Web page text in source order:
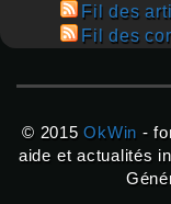
Fil des
Fil des
© 2015OkWin -
aide et actualités